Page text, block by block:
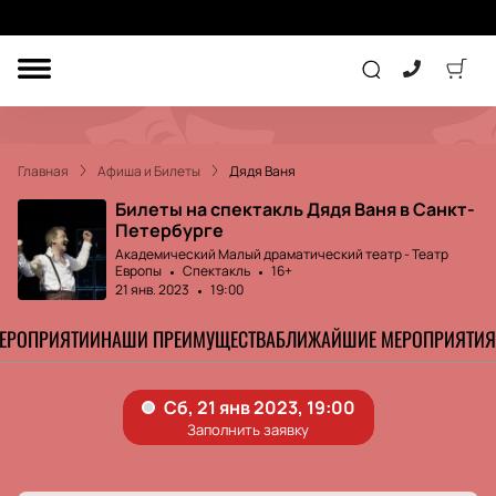
ДРУГОЕ
ПОДАРОЧНЫЕ
СЕРТИФИКАТЫ
Другое
Детский спектакль
Главная Афиша и Билеты Дядя Ваня
Билеты на спектакль Дядя Ваня в Санкт-
Петербурге
Академический Малый драматический театр - Театр
Европы
Спектакль
16+
21 янв. 2023
19:00
НАШИ ПРЕИМУЩЕСТВАБЛИЖАЙШИЕ МЕРОПРИЯТИЯ